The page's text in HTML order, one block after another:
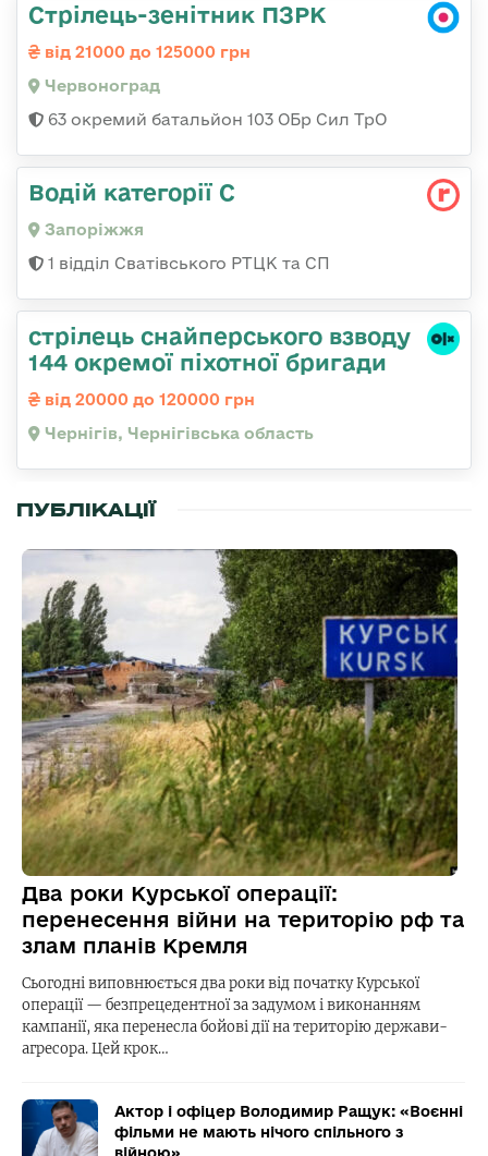
Стрілець-зенітник ПЗРК
від 21000 до 125000 грн
Червоноград
63 окремий батальйон 103 ОБр Сил ТрО
Водій категорії С
Запоріжжя
1 відділ Сватівського РТЦК та СП
стрілець снайперського взводу
144 окремої піхотної бригади
від 20000 до 120000 грн
Чернігів, Чернігівська область
ПУБЛІКАЦІЇ
Два роки Курської операції:
перенесення війни на територію рф та
злам планів Кремля
Сьогодні виповнюється два роки від початку Курської
операції — безпрецедентної за задумом і виконанням
кампанії, яка перенесла бойові дії на територію держави-
агресора. Цей крок…
Актор і офіцер Володимир Ращук: «Воєнні
фільми не мають нічого спільного з
війною»